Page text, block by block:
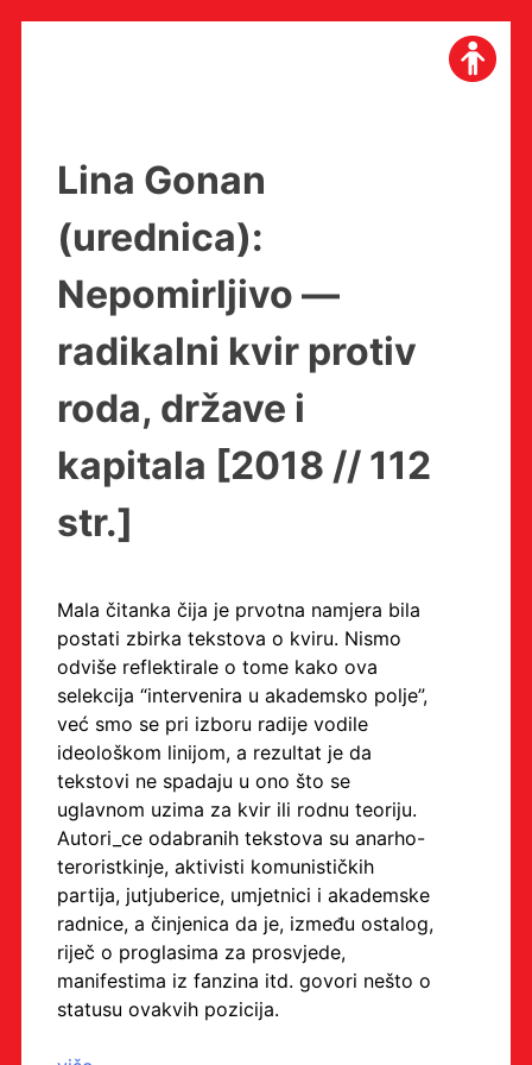
Lina Gonan
(urednica):
Nepomirljivo —
radikalni kvir protiv
roda, države i
kapitala [2018 // 112
str.]
Mala čitanka čija je prvotna namjera bila
postati zbirka tekstova o kviru. Nismo
odviše reflektirale o tome kako ova
selekcija “intervenira u akademsko polje”,
već smo se pri izboru radije vodile
ideološkom linijom, a rezultat je da
tekstovi ne spadaju u ono što se
uglavnom uzima za kvir ili rodnu teoriju.
Autori_ce odabranih tekstova su anarho-
teroristkinje, aktivisti komunističkih
partija, jutjuberice, umjetnici i akademske
radnice, a činjenica da je, između ostalog,
riječ o proglasima za prosvjede,
manifestima iz fanzina itd. govori nešto o
statusu ovakvih pozicija.